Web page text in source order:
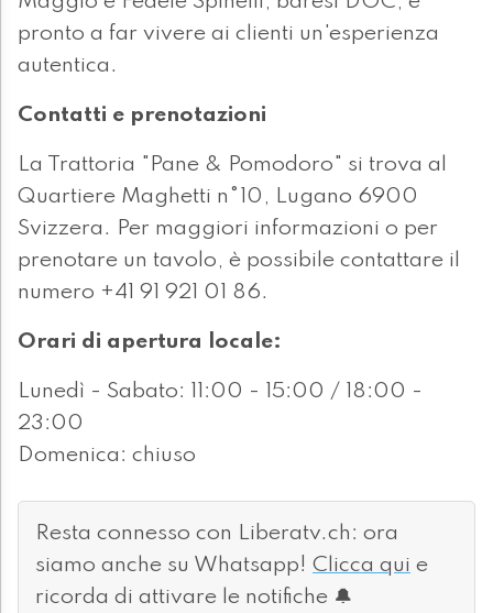
pronto a far vivere ai clienti un'esperienza
autentica.
Contatti e prenotazioni
La Trattoria "Pane & Pomodoro" si trova al
Quartiere Maghetti n°10, Lugano 6900
Svizzera. Per maggiori informazioni o per
prenotare un tavolo, è possibile contattare il
numero +41 91 921 01 86.
Orari di apertura locale:
Lunedì - Sabato: 11:00 - 15:00 / 18:00 -
23:00
Domenica: chiuso
Resta connesso con Liberatv.ch: ora
siamo anche su Whatsapp! Clicca qui e
ricorda di attivare le notifiche 🔔